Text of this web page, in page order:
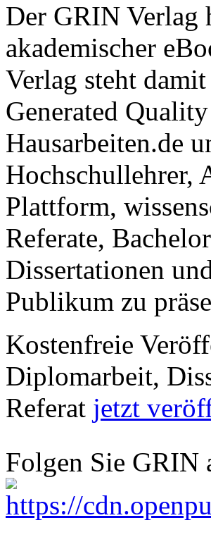
Der GRIN Verlag
akademischer
Verlag steht
Generated
Hausarbeiten.de
Hochschullehrer,
Plattform,
Referate,
Dissertationen
Publikum zu
Kostenfreie
Diplomarbeit,
Referat jetzt
Folgen Sie GRIN